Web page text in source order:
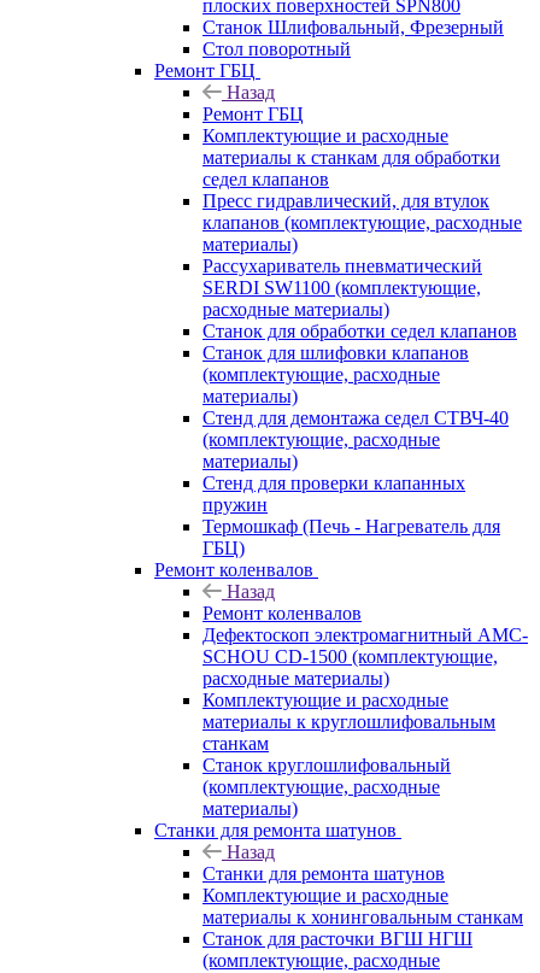
плоских поверхностей SPN800
Станок Шлифовальный, Фрезерный
Стол поворотный
Ремонт ГБЦ
Назад
Ремонт ГБЦ
Комплектующие и расходные
материалы к станкам для обработки
седел клапанов
Пресс гидравлический, для втулок
клапанов (комплектующие, расходные
материалы)
Рассухариватель пневматический
SERDI SW1100 (комплектующие,
расходные материалы)
Станок для обработки седел клапанов
Станок для шлифовки клапанов
(комплектующие, расходные
материалы)
Стенд для демонтажа седел СТВЧ-40
(комплектующие, расходные
материалы)
Стенд для проверки клапанных
пружин
Термошкаф (Печь - Нагреватель для
ГБЦ)
Ремонт коленвалов
Назад
Ремонт коленвалов
Дефектоскоп электромагнитный AMC-
SCHOU CD-1500 (комплектующие,
расходные материалы)
Комплектующие и расходные
материалы к круглошлифовальным
станкам
Станок круглошлифовальный
(комплектующие, расходные
материалы)
Станки для ремонта шатунов
Назад
Станки для ремонта шатунов
Комплектующие и расходные
материалы к хонинговальным станкам
Станок для расточки ВГШ НГШ
(комплектующие, расходные